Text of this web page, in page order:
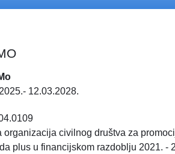
12.03.2028.
organizacija civilnog društva za
plus u financijskom razdoblju 2021. -